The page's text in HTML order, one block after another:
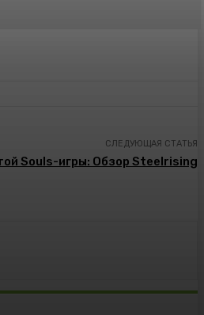
СЛЕДУЮЩАЯ СТАТЬЯ
Souls-игры: Обзор Steelrising